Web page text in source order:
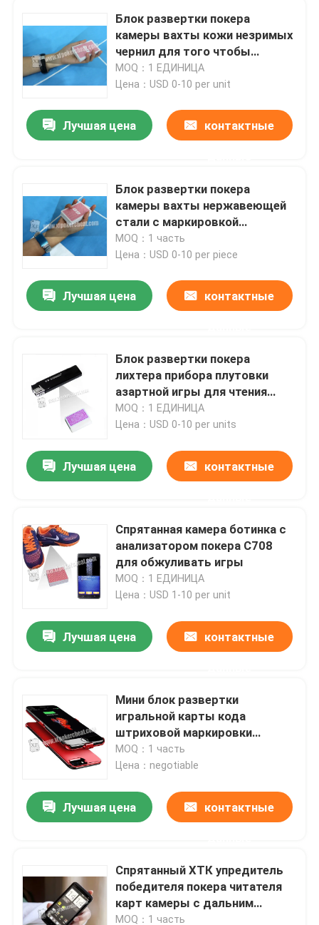
Продукты
Видеозаписи
О нас
Контроль качества
Новости
Запросите цитату
Незримые играя карточки
Блок развертки покера
камеры вахты кожи незримых
чернил для того чтобы
просмотреть карточки
маркировки играя
MOQ：1 ЕДИНИЦА
Цена：USD 0-10 per unit
Лучшая цена контактные
Блок развертки покера
камеры вахты нержавеющей
стали с маркировкой
незримых чернил
MOQ：1 часть
Цена：USD 0-10 per piece
Лучшая цена контактные
Блок развертки покера
лихтера прибора плутовки
азартной игры для чтения
невидимых маркированных
игральных карт
MOQ：1 ЕДИНИЦА
Цена：USD 0-10 per units
Лучшая цена контактные
Спрятанная камера ботинка с
анализатором покера С708
для обжуливать игры
MOQ：1 ЕДИНИЦА
Цена：USD 1-10 per unit
Лучшая цена контактные
Мини блок развертки
игральной карты кода
штриховой маркировки
камеры случая Ифоне
маркированный для игры в
MOQ：1 часть
Цена：negotiable
Лучшая цена контактные
Спрятанный ХТК упредитель
победителя покера читателя
карт камеры с дальним
расстоянием 40км
MOQ：1 часть